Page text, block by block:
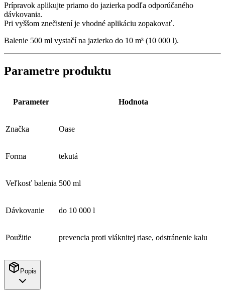
Prípravok aplikujte priamo do jazierka podľa odporúčaného
dávkovania.
Pri vyššom znečistení je vhodné aplikáciu zopakovať.
Balenie 500 ml vystačí na jazierko do 10 m³ (10 000 l).
Parametre produktu
Parameter Hodnota
Značka Oase
Forma tekutá
Veľkosť balenia 500 ml
Dávkovanie do 10 000 l
Použitie prevencia proti vláknitej riase, odstránenie kalu
Popis